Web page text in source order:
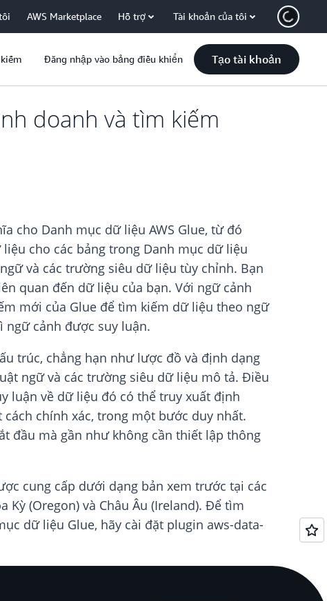
AWS Marketplace Hỗ trợ Tài khoản của tôi
Đăng nhập vào bảng điều khiển Tạo tài khoản
doanh và tìm kiếm
cho Danh mục dữ liệu AWS Glue, từ đó
cho các bảng trong Danh mục dữ liệu
và các trường siêu dữ liệu tùy chỉnh. Bạn
quan đến dữ liệu của bạn. Với ngữ cảnh
mới của Glue để tìm kiếm dữ liệu theo ngữ
ngữ cảnh được suy luận.
trúc, chẳng hạn như lược đồ và định dạng
ngữ và các trường siêu dữ liệu mô tả. Điều
luận về dữ liệu đó có thể truy xuất định
chính xác, trong một bước duy nhất.
đầu mà gần như không cần thiết lập thông
cung cấp dưới dạng bản xem trước tại các
Kỳ (Oregon) và Châu Âu (Ireland). Để tìm
dữ liệu Glue, hãy cài đặt plugin aws-data-